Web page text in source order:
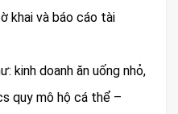
khai và báo cáo tài
kinh doanh ăn uống nhỏ,
quy mô hộ cá thể –